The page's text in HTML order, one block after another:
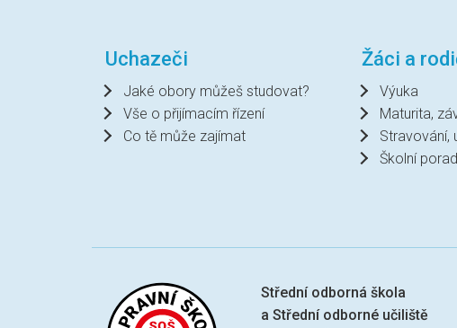
Uchazeči
Jaké obory můžeš studovat?
Vše o přijímacím řízení
Co tě může zajímat
Žáci a
Výuka
Maturita,
Stravování,
Školní
Střední odborná škola
a Střední odborné učiliště